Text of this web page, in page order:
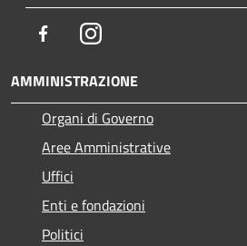
FacebookInstagram
AMMINISTRAZIONE
Organi di Governo
Aree Amministrative
Uffici
Enti e fondazioni
Politici